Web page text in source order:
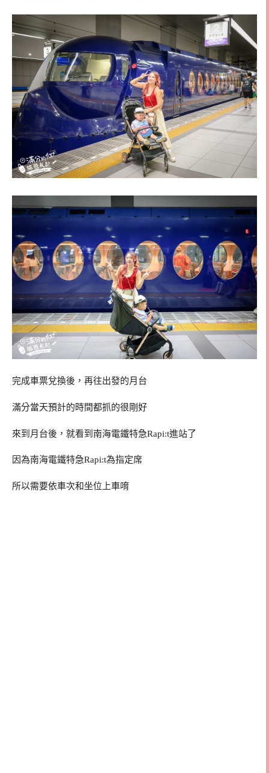
完成車票兌換後，再往出發的月台
滿分當天預計的時間都抓的很剛好
來到月台後，就看到南海電鐵特急Rapi:t進站了
因為南海電鐵特急Rapi:t為指定席
所以需要依車次和坐位上車唷